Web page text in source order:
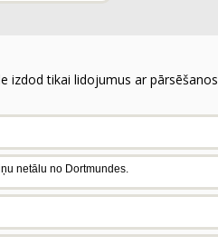
izdod tikai lidojumus ar
netālu no Dortmundes.